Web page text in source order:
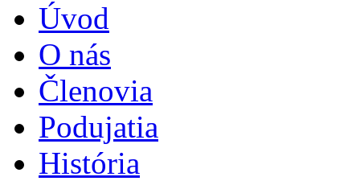
Úvod
O nás
Členovia
Podujatia
História